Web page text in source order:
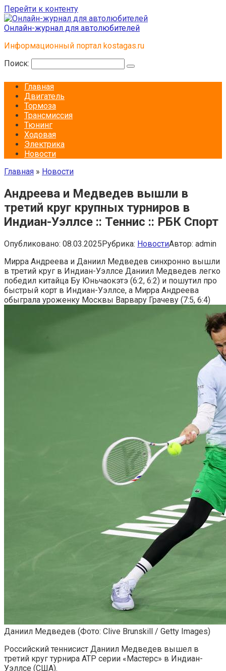
Перейти к контенту
Онлайн-журнал для автолюбителей
Информационный портал kostagas.ru
Поиск:
Главная
Двигатель
Тормоза
Трансмиссия
Тюнинг
Ходовая
Электрика
Новости
Главная » Новости
Андреева и Медведев вышли в
третий круг крупных турниров в
Индиан-Уэллсе :: Теннис :: РБК Спорт
Опубликовано: 08.03.2025Рубрика: НовостиАвтор: admin
Мирра Андреева и Даниил Медведев синхронно вышли
в третий круг в Индиан-Уэллсе Даниил Медведев легко
победил китайца Бу Юньчаокэтэ (6:2, 6:2) и пошутил про
быстрый корт в Индиан-Уэллсе, а Мирра Андреева
обыграла уроженку Москвы Варвару Грачеву (7:5, 6:4)
Даниил Медведев (Фото: Clive Brunskill / Getty Images)
Российский теннисист Даниил Медведев вышел в
третий круг турнира ATP серии «Мастерс» в Индиан-
Уэллсе (США).